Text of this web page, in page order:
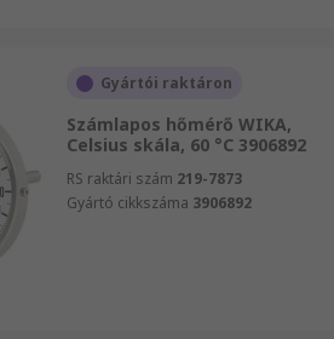
Gyártói raktáron
Számlapos hőmérő WIKA,
Celsius skála, 60 °C 3906892
RS raktári szám 219-7873
Gyártó cikkszáma 3906892